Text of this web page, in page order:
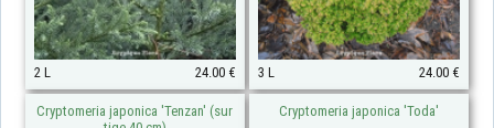
2 L 24.00 € 3 L 24.00 €
Cryptomeria japonica 'Tenzan' (sur
Cryptomeria japonica 'Toda'